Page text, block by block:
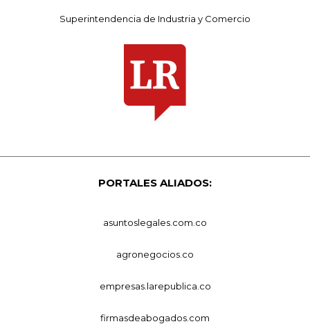
Superintendencia de Industria y Comercio
PORTALES ALIADOS:
asuntoslegales.com.co
agronegocios.co
empresas.larepublica.co
firmasdeabogados.com